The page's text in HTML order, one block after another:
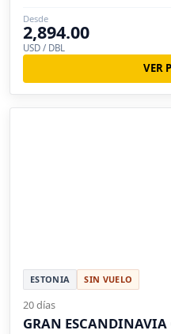
Desde
2,894.00
USD / DBL
VER
ESTONIA SIN VUELO
20 días
GRAN